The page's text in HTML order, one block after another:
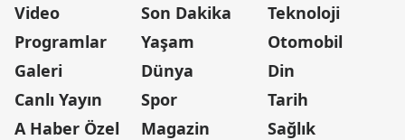
Video
Programlar
Galeri
Canlı Yayın
A Haber Özel
Son Dakika
Yaşam
Dünya
Spor
Magazin
Teknoloji
Otomobil
Din
Tarih
Sağlık